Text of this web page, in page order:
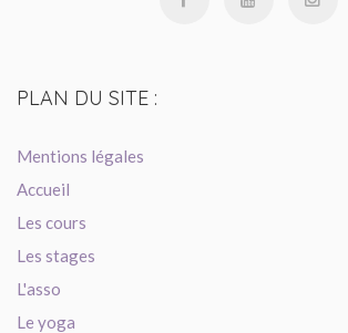
PLAN DU SITE :
Mentions légales
Accueil
Les cours
Les stages
L'asso
Le yoga